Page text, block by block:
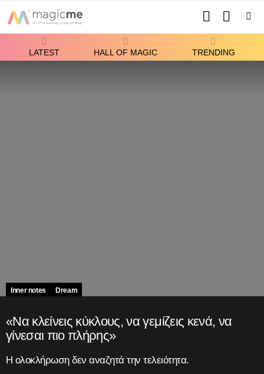
SWITCH
SKIN
LATEST HALL OF MAGIC TRENDING
Inner notes Dream
«Να κλείνεις κύκλους, να γεμίζεις κενά, να
γίνεσαι πιο πλήρης»
Η ολοκλήρωση δεν αναζητά την τελειότητα.